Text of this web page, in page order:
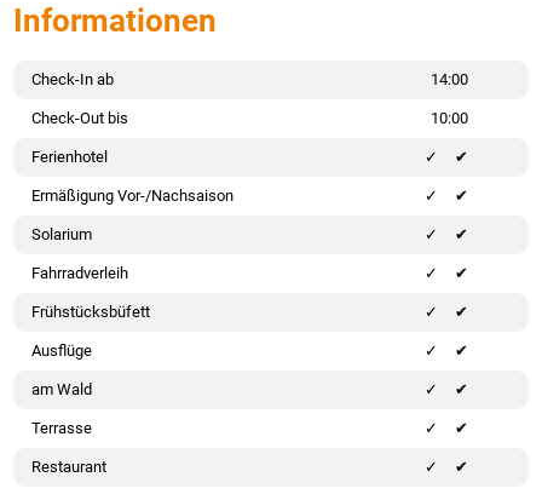
Informationen
Check-In ab 14:00
Check-Out bis 10:00
Ferienhotel ✔
Ermäßigung Vor-/Nachsaison ✔
Solarium ✔
Fahrradverleih ✔
Frühstücksbüfett ✔
Ausflüge ✔
am Wald ✔
Terrasse ✔
Restaurant ✔